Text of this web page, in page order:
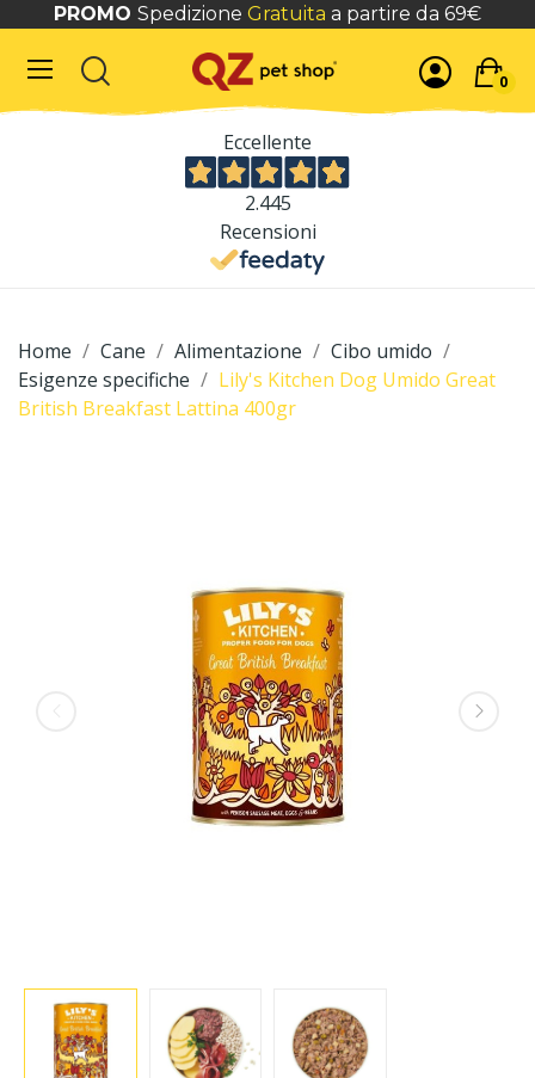
PROMO Spedizione Gratuita a partire da 69€
0
Eccellente
2.445
Recensioni
Home Cane Alimentazione
Cibo umido
Esigenze specifiche
Lily's Kitchen Dog Umido Great
British Breakfast Lattina 400gr